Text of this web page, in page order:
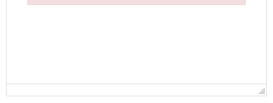
Failed to initialize plugin: wplink